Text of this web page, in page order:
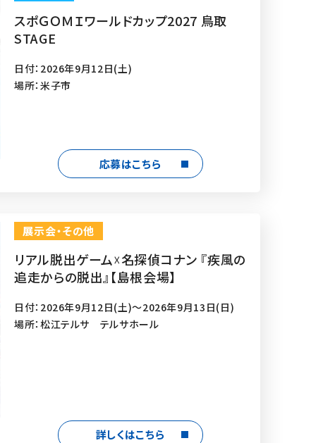
スポＧＯＭＩワールドカップ2027 鳥取
STAGE
日付：2026年9月12日(土)
場所：米子市
応募はこちら
展示会・その他
リアル脱出ゲーム☓名探偵コナン 『疾風の
追走からの脱出』【島根会場】
日付：2026年9月12日(土)～2026年9月13日(日)
場所：松江テルサ テルサホール
詳しくはこちら